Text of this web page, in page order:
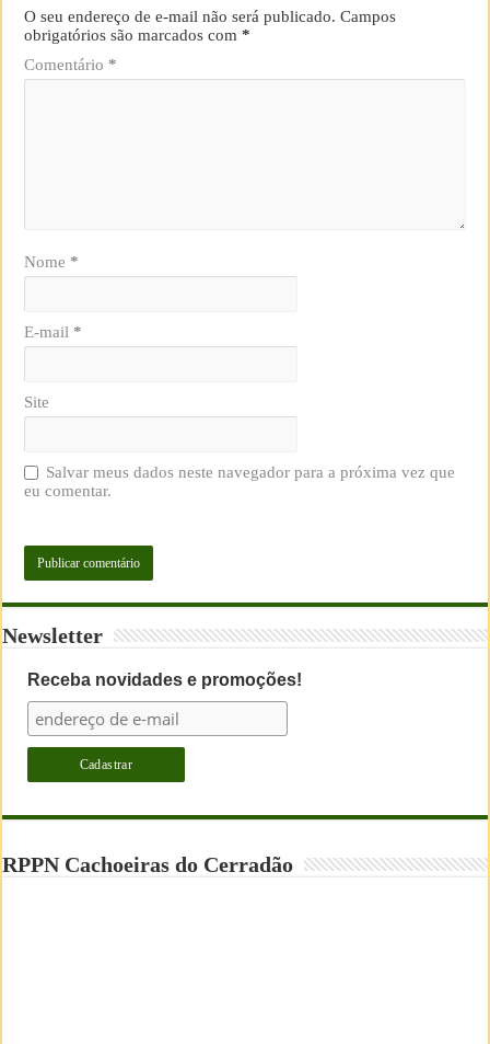
O seu endereço de e-mail não será publicado. Campos
obrigatórios são marcados com*
Comentário *
Nome *
E-mail *
Site
Salvar meus dados neste navegador para a próxima vez que
eu comentar.
Newsletter
Receba novidades e promoções!
RPPN Cachoeiras do Cerradão